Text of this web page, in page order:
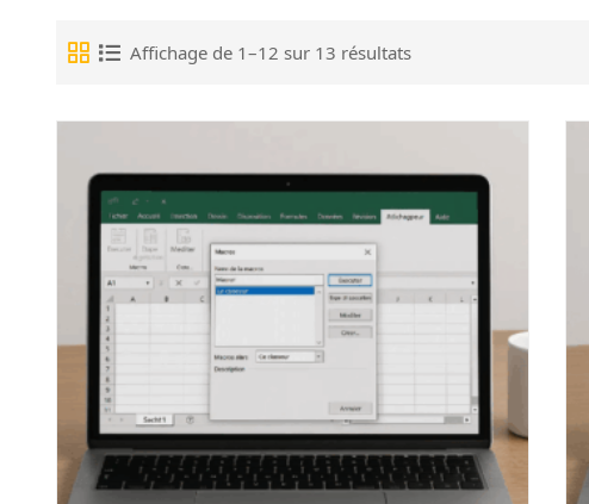
Affichage de 1–12 sur 13 résultats